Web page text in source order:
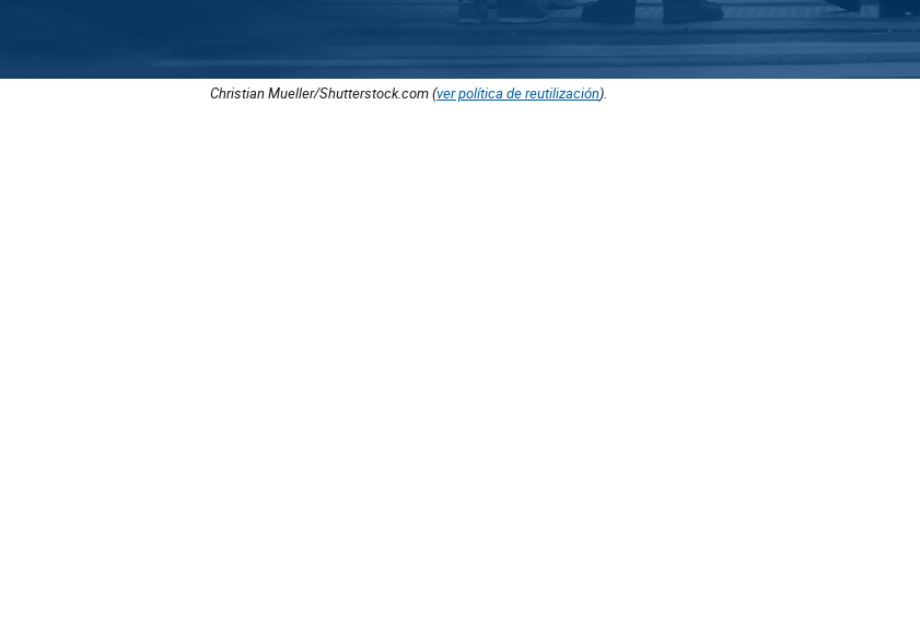
Christian Mueller/Shutterstock.com (ver política de reutilización).